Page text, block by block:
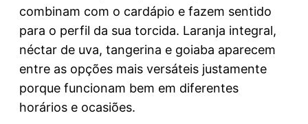
combinam com o cardápio e fazem sentido
para o perfil da sua torcida. Laranja integral,
néctar de uva, tangerina e goiaba aparecem
entre as opções mais versáteis justamente
porque funcionam bem em diferentes
horários e ocasiões.